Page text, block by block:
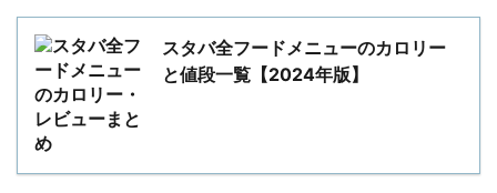
スタバ全フードメニューのカロリー
と値段一覧【2024年版】